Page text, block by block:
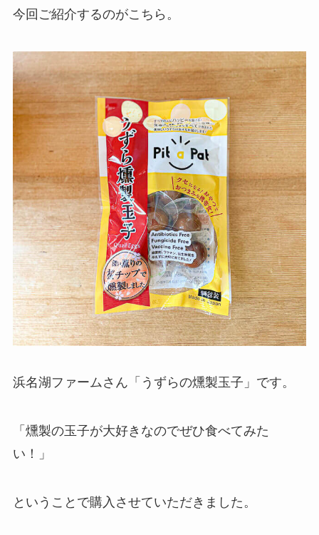
今回ご紹介するのがこちら。
浜名湖ファームさん「うずらの燻製玉子」です。
「燻製の玉子が大好きなのでぜひ食べてみた
い！」
ということで購入させていただきました。